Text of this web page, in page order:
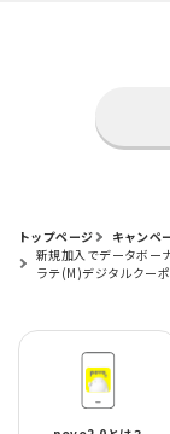
トップページ キャンペ
新規加入でデータボー
ラテ(M)デジタルクー